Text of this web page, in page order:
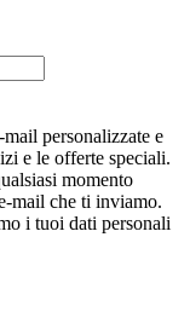
personalizzate e
e le offerte speciali.
momento
mail che ti inviamo.
i tuoi dati personali